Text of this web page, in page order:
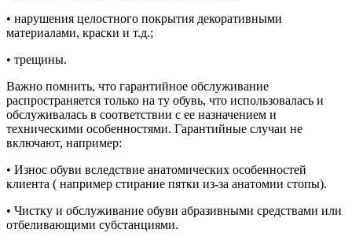
• нарушения целостного покрытия декоративными
материалами, краски и т.д.;
• трещины.
Важно помнить, что гарантийное обслуживание
распространяется только на ту обувь, что использовалась и
обслуживалась в соответствии с ее назначением и
техническими особенностями. Гарантийные случаи не
включают, например:
• Износ обуви вследствие анатомических особенностей
клиента ( например стирание пятки из-за анатомии стопы).
• Чистку и обслуживание обуви абразивными средствами или
отбеливающими субстанциями.